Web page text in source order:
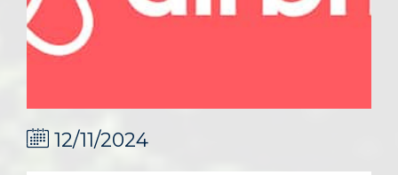
12/11/2024